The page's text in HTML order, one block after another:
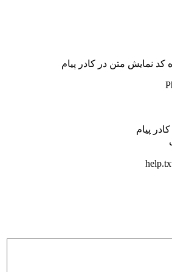
نمایش متن در کادر پیام
پیام